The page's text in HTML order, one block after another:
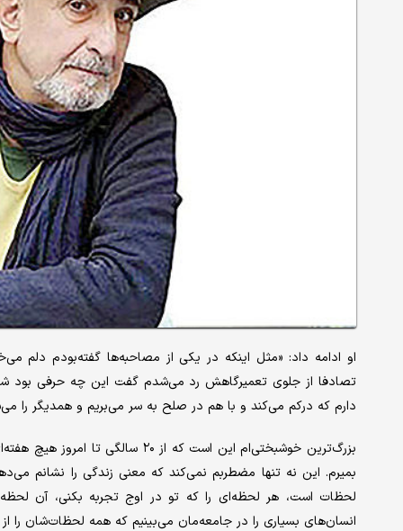
او ادامه داد: «مثل اینکه در یکی از مصاحبه‌ها گفته‌بودم دلم
تصادفا از جلوی تعمیرگاهش رد می‌شدم گفت این چه حرفی بود
دارم که درکم می‌کند و با هم در صلح به سر می‌بریم و همدیگر را
بزرگ‌ترین خوشبختی‌ام این است که
بمیرم. این نه تنها مضطربم نمی‌کند که معنی زندگی را نشانم
لحظات است، هر لحظه‌ای را که تو در اوج تجربه بکنی، آن
انسان‌های بسیاری را در جامعه‌مان می‌بینیم که همه لحظات‌شان را